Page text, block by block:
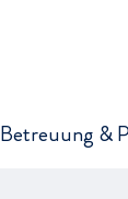
Betreuung &